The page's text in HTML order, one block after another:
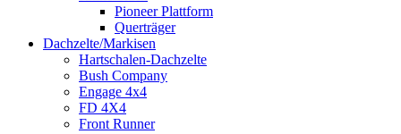
Pioneer Plattform
Querträger
Dachzelte/Markisen
Hartschalen-Dachzelte
Bush Company
Engage 4x4
FD 4X4
Front Runner